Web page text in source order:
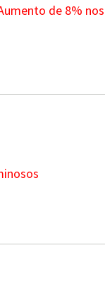
de 8%